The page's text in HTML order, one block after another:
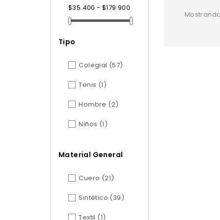
$35.400 - $179.900
Tipo
Colegial (57)
Tenis (1)
Hombre (2)
Niños (1)
Material General
Cuero (21)
Sintético (39)
Textil (1)